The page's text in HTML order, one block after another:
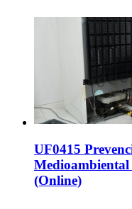
UF0415
Medioambiental
(Online)